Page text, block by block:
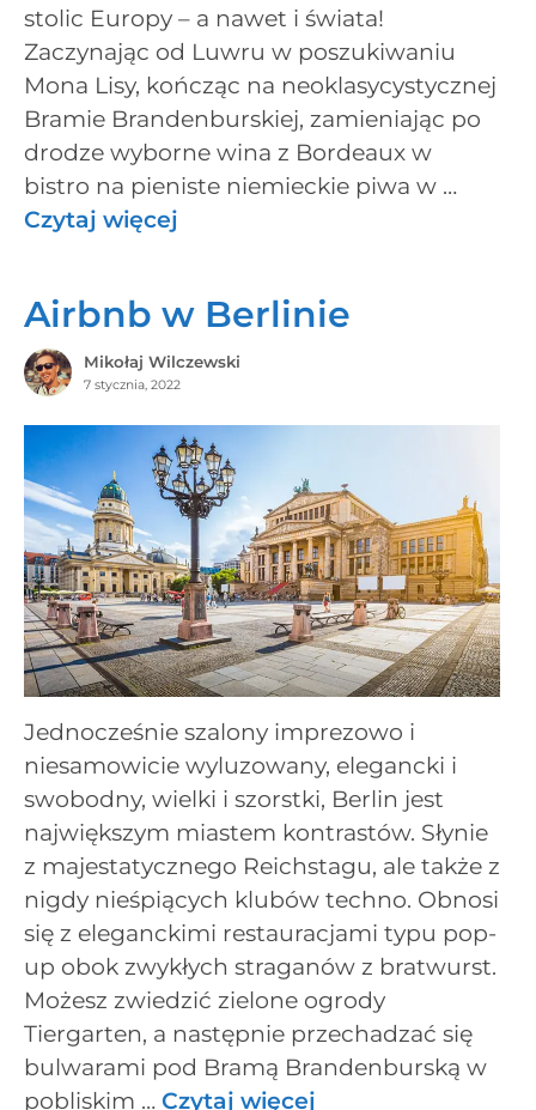
stolic Europy – a nawet i świata!
Zaczynając od Luwru w poszukiwaniu
Mona Lisy, kończąc na neoklasycystycznej
Bramie Brandenburskiej, zamieniając po
drodze wyborne wina z Bordeaux w
bistro na pieniste niemieckie piwa w …
Czytaj więcej
Airbnb w Berlinie
Mikołaj Wilczewski
7 stycznia, 2022
Jednocześnie szalony imprezowo i
niesamowicie wyluzowany, elegancki i
swobodny, wielki i szorstki, Berlin jest
największym miastem kontrastów. Słynie
z majestatycznego Reichstagu, ale także z
nigdy nieśpiących klubów techno. Obnosi
się z eleganckimi restauracjami typu pop-
up obok zwykłych straganów z bratwurst.
Możesz zwiedzić zielone ogrody
Tiergarten, a następnie przechadzać się
bulwarami pod Bramą Brandenburską w
pobliskim … Czytaj więcej